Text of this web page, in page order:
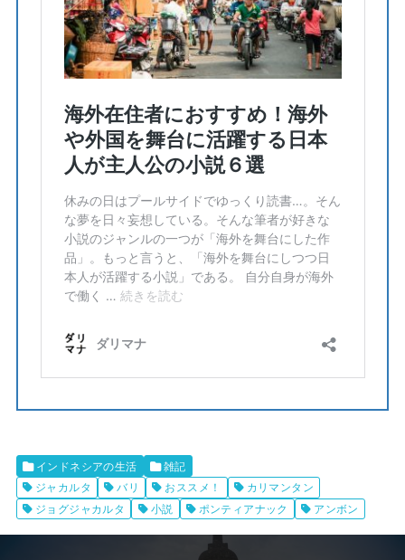
インドネシアの生活
雑記
ジャカルタ
バリ おススメ！
カリマンタン
ジョグジャカルタ
小説 ポンティアナック アンボン